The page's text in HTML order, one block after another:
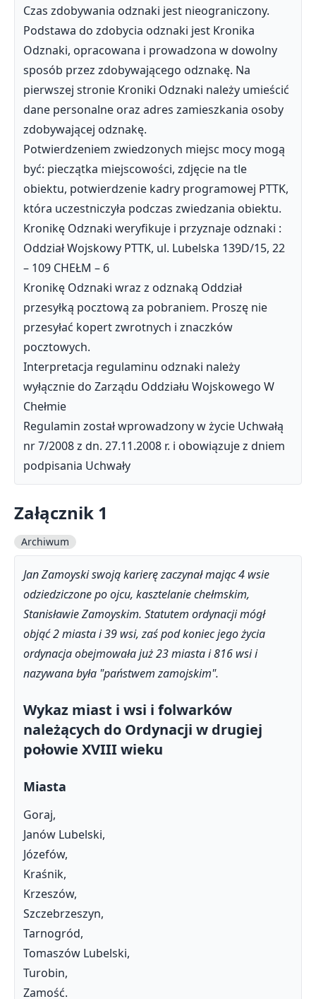
Czas zdobywania odznaki jest nieograniczony.
Podstawa do zdobycia odznaki jest Kronika
Odznaki, opracowana i prowadzona w dowolny
sposób przez zdobywającego odznakę. Na
pierwszej stronie Kroniki Odznaki należy umieścić
dane personalne oraz adres zamieszkania osoby
zdobywającej odznakę.
Potwierdzeniem zwiedzonych miejsc mocy mogą
być: pieczątka miejscowości, zdjęcie na tle
obiektu, potwierdzenie kadry programowej PTTK,
która uczestniczyła podczas zwiedzania obiektu.
Kronikę Odznaki weryfikuje i przyznaje odznaki :
Oddział Wojskowy PTTK, ul. Lubelska 139D/15, 22
– 109 CHEŁM – 6
Kronikę Odznaki wraz z odznaką Oddział
przesyłką pocztową za pobraniem. Proszę nie
przesyłać kopert zwrotnych i znaczków
pocztowych.
Interpretacja regulaminu odznaki należy
wyłącznie do Zarządu Oddziału Wojskowego W
Chełmie
Regulamin został wprowadzony w życie Uchwałą
nr 7/2008 z dn. 27.11.2008 r. i obowiązuje z dniem
podpisania Uchwały
Załącznik 1
Archiwum
Jan Zamoyski swoją karierę zaczynał mając 4 wsie
odziedziczone po ojcu, kasztelanie chełmskim,
Stanisławie Zamoyskim. Statutem ordynacji mógł
objąć 2 miasta i 39 wsi, zaś pod koniec jego życia
ordynacja obejmowała już 23 miasta i 816 wsi i
nazywana była "państwem zamojskim".
Wykaz miast i wsi i folwarków
należących do Ordynacji w drugiej
połowie XVIII wieku
Miasta
Goraj,
Janów Lubelski,
Józefów,
Kraśnik,
Krzeszów,
Szczebrzeszyn,
Tarnogród,
Tomaszów Lubelski,
Turobin,
Zamość.